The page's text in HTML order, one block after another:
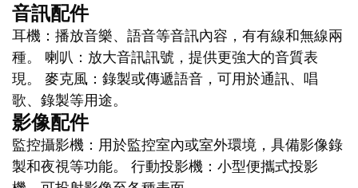
音訊配件
耳機：播放音樂、語音等音訊內容，有有線和無線兩
種。 喇叭：放大音訊訊號，提供更強大的音質表
現。 麥克風：錄製或傳遞語音，可用於通訊、唱
歌、錄製等用途。
影像配件
監控攝影機：用於監控室內或室外環境，具備影像錄
製和夜視等功能。 行動投影機：小型便攜式投影